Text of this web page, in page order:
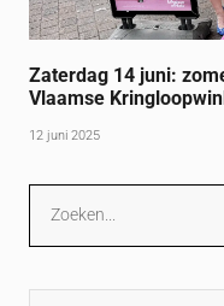
Zaterdag 14 juni:
Vlaamse
12 juni 2025